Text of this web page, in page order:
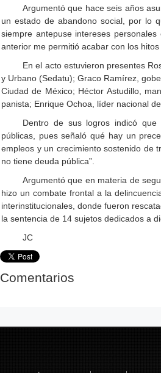
Argumentó que hace seis años
un estado de abandono social, por lo
siempre antepuse intereses
anterior me permitió acabar con los hitos
En el acto estuvieron presentes
y Urbano (Sedatu); Graco Ramírez,
Ciudad de México; Héctor Astudillo,
panista; Enrique Ochoa, líder nacional
Dentro de sus logros indicó
públicas, pues señaló qué hay un
empleos y un crecimiento sostenido de
no tiene deuda pública”.
Argumentó que en materia de
hizo un combate frontal a la
interinstitucionales, donde fueron
la sentencia de 14 sujetos dedicados a
JC
Comentarios